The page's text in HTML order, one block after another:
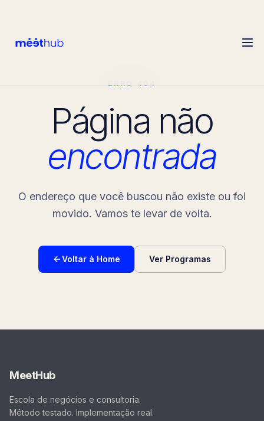
ERRO 404
Página não
encontrada
O endereço que você buscou não existe ou foi
movido. Vamos te levar de volta.
Voltar à Home Ver Programas
MeetHub
Escola de negócios e consultoria.
Método testado. Implementação real.